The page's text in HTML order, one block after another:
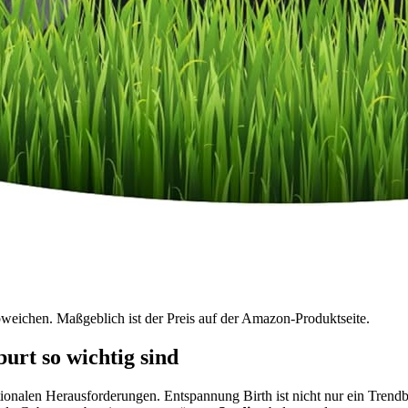
Maßgeblich ist der Preis auf der Amazon-Produktseite.
so wichtig sind
Herausforderungen. Entspannung Birth ist nicht nur ein